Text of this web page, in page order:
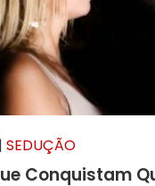
| SEDUÇÃO
Conquistam